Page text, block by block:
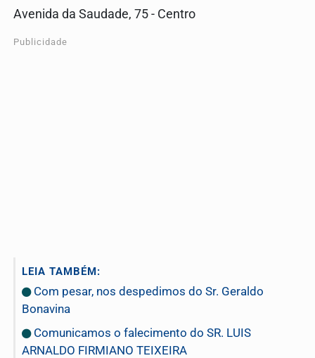
Avenida da Saudade, 75 - Centro
Publicidade
LEIA TAMBÉM:
Com pesar, nos despedimos do Sr. Geraldo
Bonavina
Comunicamos o falecimento do SR. LUIS
ARNALDO FIRMIANO TEIXEIRA